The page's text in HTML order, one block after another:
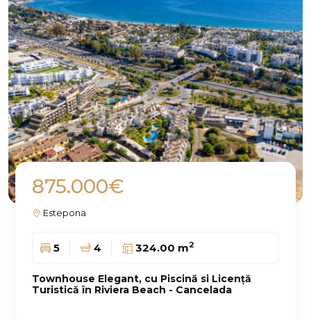
875.000€
Estepona
5 4 324.00 m2
Townhouse Elegant, cu Piscină si Licență
Turistică în Riviera Beach - Cancelada